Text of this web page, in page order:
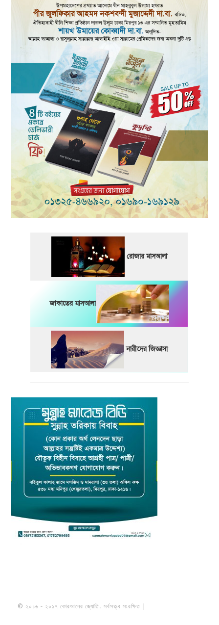
রোজার মাসআলা
জাকাতের মাসআলা
নারীদের জিজ্ঞাসা
© ২০১৬ - ২০১৭ কোরআনের জ্যোতি. সর্বসত্ত্ব সংরক্ষিত |